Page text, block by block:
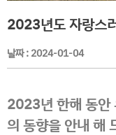
2023년도 자랑스
날짜 : 2024-01-04
2023년 한해 동안
의 동향을 안내 해